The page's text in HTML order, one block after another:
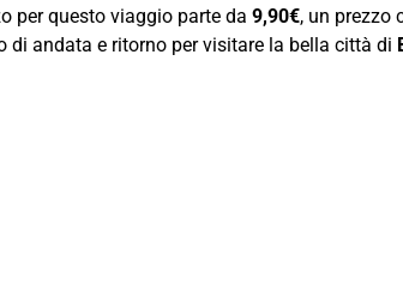
per questo viaggio parte da 9,90€, un prezzo
di andata e ritorno per visitare la bella città di